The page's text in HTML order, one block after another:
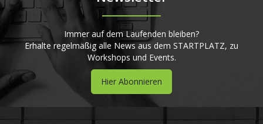
Immer auf dem Laufenden bleiben?
Erhalte regelmäßig alle News aus dem STARTPLATZ, zu
Workshops und Events.
Hier Abonnieren